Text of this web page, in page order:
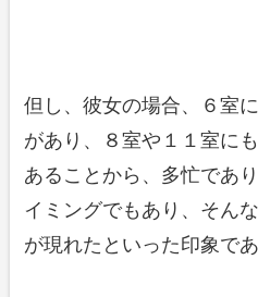
但し、彼女の場合、６室
があり、８室や１１室に
あることから、多忙であ
イミングでもあり、そん
が現れたといった印象であ